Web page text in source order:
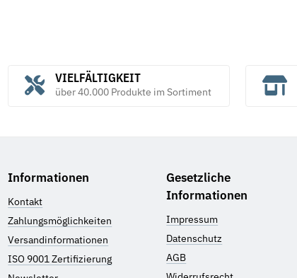
VIELFÄLTIGKEIT
über 40.000 Produkte im Sortiment
Informationen
Kontakt
Zahlungsmöglichkeiten
Versandinformationen
ISO 9001 Zertifizierung
Gesetzliche
Informationen
Impressum
Datenschutz
AGB